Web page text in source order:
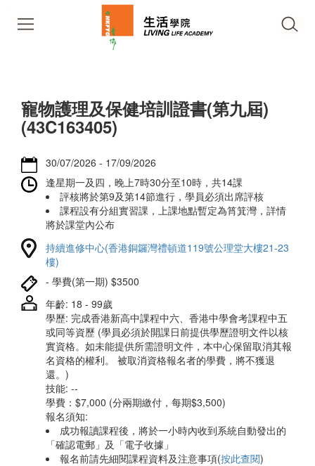
寵物護理及保健培訓證書(第九屆)
(43C163405)
30/07/2026 - 17/09/2026
逢星期一及四，晚上7時30分至10時，共14課
評核將於第9及第14節進行，學員必須出席評核
課程設有分組實習課，上課地點暫定為筲箕灣，詳情
將於課堂內公布
持續進修中心(香港銅鑼灣禮頓道119號公理堂大樓21-23
樓)
- 學費(第一期) $3500
年齡: 18 - 99歲
學歷: 完成香港新高中課程中六、香港中學會考課程中五
或同等資歷 (學員必須於開課日前提供學歷證明文件以核
實資格。如未能提供所需證明文件，本中心保留取消其報
名資格的權利。 被取消資格報名者的學費，將不獲退
還。)
技能: --
學費：$7,000 (分兩期繳付，每期$3,500)
報名須知:
成功報讀課程後，將於一小時內收到系統自動發出的
「確認電郵」及「電子收據」
報名前請先細閱課程資料及注意事項(按此查閱)